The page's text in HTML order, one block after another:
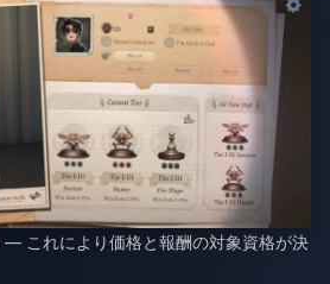
— これにより価格と報酬の対象資格が決